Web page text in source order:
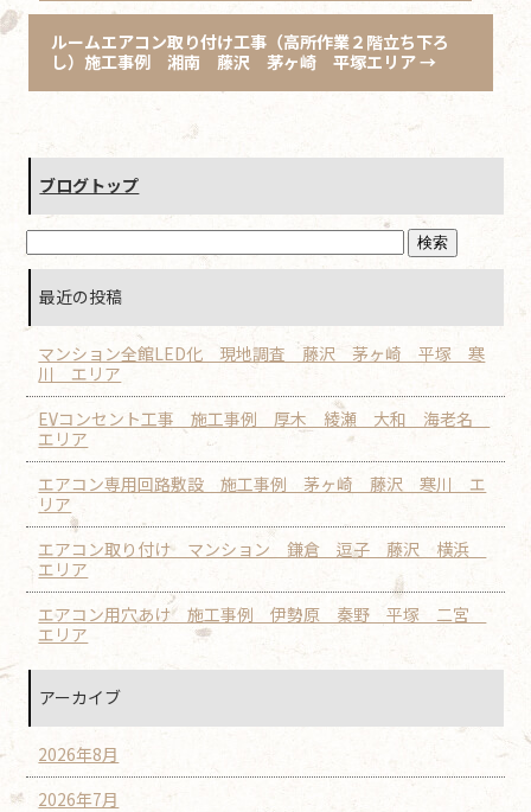
ルームエアコン取り付け工事（高所作業２階立ち下ろ
し）施工事例 湘南 藤沢 茅ヶ崎 平塚エリア→
ブログトップ
最近の投稿
マンション全館LED化 現地調査 藤沢 茅ヶ崎 平塚 寒
川 エリア
EVコンセント工事 施工事例 厚木 綾瀬 大和 海老名
エリア
エアコン専用回路敷設 施工事例 茅ヶ崎 藤沢 寒川 エ
リア
エアコン取り付け マンション 鎌倉 逗子 藤沢 横浜
エリア
エアコン用穴あけ 施工事例 伊勢原 秦野 平塚 二宮
エリア
アーカイブ
2026年8月
2026年7月